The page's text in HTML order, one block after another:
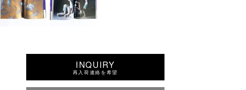
INQUIRY
再入荷連絡を希望